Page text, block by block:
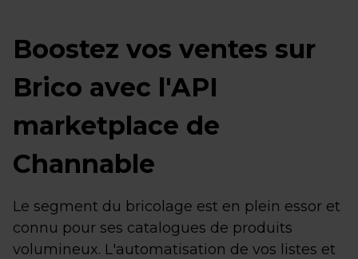
Boostez vos ventes sur
Brico avec l'API
marketplace de
Channable
Le segment du bricolage est en plein essor et
connu pour ses catalogues de produits
volumineux. L'automatisation de vos listes et